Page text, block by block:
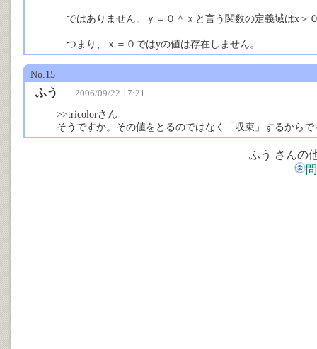
ではありません。ｙ＝０＾ｘと言う関数の定義域はx＞
つまり、ｘ＝０ではyの値は存在しません。
No.15
ふう 2006/09/22 17:21
>>tricolorさん
そうですか。その値をとるのではなく「収束」するからで
ふう さんの